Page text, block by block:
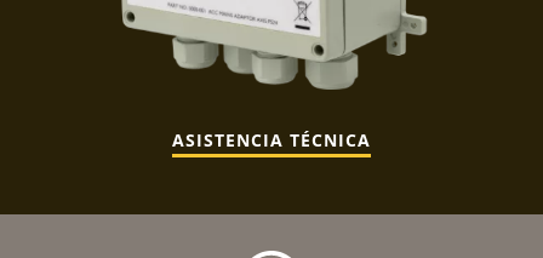
ASISTENCIA TÉCNICA